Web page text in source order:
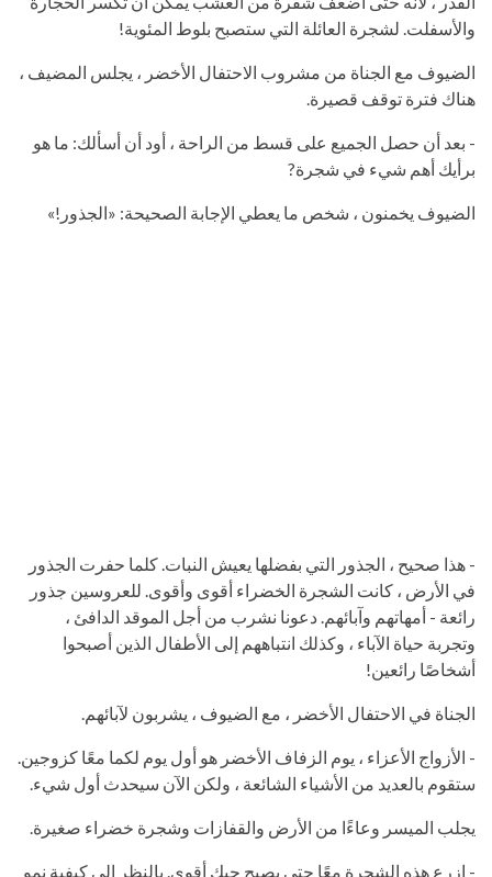
والأسفلت. لشجرة العائلة التي ستصبح بلوط المئوية!
الضيوف مع الجناة من مشروب الاحتفال الأخضر ، يجلس المضيف ،
هناك فترة توقف قصيرة.
- بعد أن حصل الجميع على قسط من الراحة ، أود أن أسألك: ما هو
برأيك أهم شيء في شجرة?
الضيوف يخمنون ، شخص ما يعطي الإجابة الصحيحة: «الجذور!»
- هذا صحيح ، الجذور التي بفضلها يعيش النبات. كلما حفرت الجذور
في الأرض ، كانت الشجرة الخضراء أقوى وأقوى. للعروسين جذور
رائعة - أمهاتهم وآبائهم. دعونا نشرب من أجل الموقد الدافئ ،
وتجربة حياة الآباء ، وكذلك انتباههم إلى الأطفال الذين أصبحوا
أشخاصًا رائعين!
الجناة في الاحتفال الأخضر ، مع الضيوف ، يشربون لآبائهم.
- الأزواج الأعزاء ، يوم الزفاف الأخضر هو أول يوم لكما معًا كزوجين.
ستقوم بالعديد من الأشياء الشائعة ، ولكن الآن سيحدث أول شيء.
يجلب الميسر وعاءًا من الأرض والقفازات وشجرة خضراء صغيرة.
- ازرع هذه الشجرة معًا حتى يصبح حبك أقوى. بالنظر إلى كيفية نمو